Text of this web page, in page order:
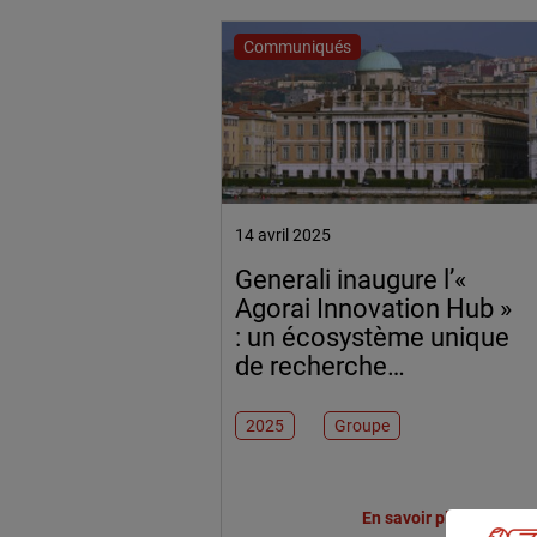
Communiqués
14 avril 2025
Generali inaugure l’«
Agorai Innovation Hub »
: un écosystème unique
de recherche
appliquée en data
2025 Groupe
En savoir plus